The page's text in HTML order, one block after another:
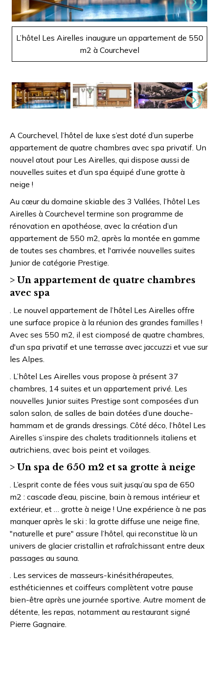
L’hôtel Les Airelles inaugure un appartement de 550
m2 à Courchevel
Suivant
A Courchevel, l’hôtel de luxe s’est doté d’un superbe
appartement de quatre chambres avec spa privatif. Un
nouvel atout pour Les Airelles, qui dispose aussi de
nouvelles suites et d’un spa équipé d’une grotte à
neige !
Au cœur du domaine skiable des 3 Vallées, l’hôtel Les
Airelles à Courchevel termine son programme de
rénovation en apothéose, avec la création d’un
appartement de 550 m2, après la montée en gamme
de toutes ses chambres, et l'arrivée nouvelles suites
Junior de catégorie Prestige.
> Un appartement de quatre chambres
avec spa
. Le nouvel appartement de l’hôtel Les Airelles offre
une surface propice à la réunion des grandes familles !
Avec ses 550 m2, il est ciomposé de quatre chambres,
d'un spa privatif et une terrasse avec jaccuzzi et vue sur
les Alpes.
. L’hôtel Les Airelles vous propose à présent 37
chambres, 14 suites et un appartement privé. Les
nouvelles Junior suites Prestige sont composées d’un
salon salon, de salles de bain dotées d’une douche-
hammam et de grands dressings. Côté déco, l’hôtel Les
Airelles s’inspire des chalets traditionnels italiens et
autrichiens, avec bois peint et voilages.
> Un spa de 650 m2 et sa grotte à neige
. L’esprit conte de fées vous suit jusqu’au spa de 650
m2 : cascade d’eau, piscine, bain à remous intérieur et
extérieur, et … grotte à neige ! Une expérience à ne pas
manquer après le ski : la grotte diffuse une neige fine,
"naturelle et pure" assure l’hôtel, qui reconstitue là un
univers de glacier cristallin et rafraîchissant entre deux
passages au sauna.
. Les services de masseurs-kinésithérapeutes,
esthéticiennes et coiffeurs complètent votre pause
bien-être après une journée sportive. Autre moment de
détente, les repas, notamment au restaurant signé
Pierre Gagnaire.